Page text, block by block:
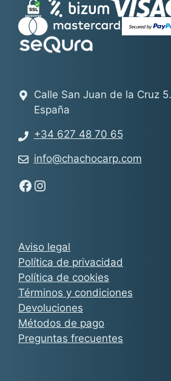
Aviso legal
Política de privacidad
Política de cookies
Términos y condiciones
Devoluciones
Métodos de pago
Preguntas frecuentes
Calle San Juan de la Cruz
España
+34 627 48 70 65
info@chachocarp.com
Síguenos en Facebook - Chachocarp
Síguenos en Instagram - Chachocarp